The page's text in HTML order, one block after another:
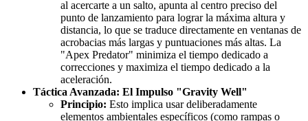
al acercarte a un salto, apunta al centro preciso del
punto de lanzamiento para lograr la máxima altura y
distancia, lo que se traduce directamente en ventanas de
acrobacias más largas y puntuaciones más altas. La
"Apex Predator" minimiza el tiempo dedicado a
correcciones y maximiza el tiempo dedicado a la
aceleración.
Táctica Avanzada: El Impulso "Gravity Well"
Principio: Esto implica usar deliberadamente
elementos ambientales específicos (como rampas o